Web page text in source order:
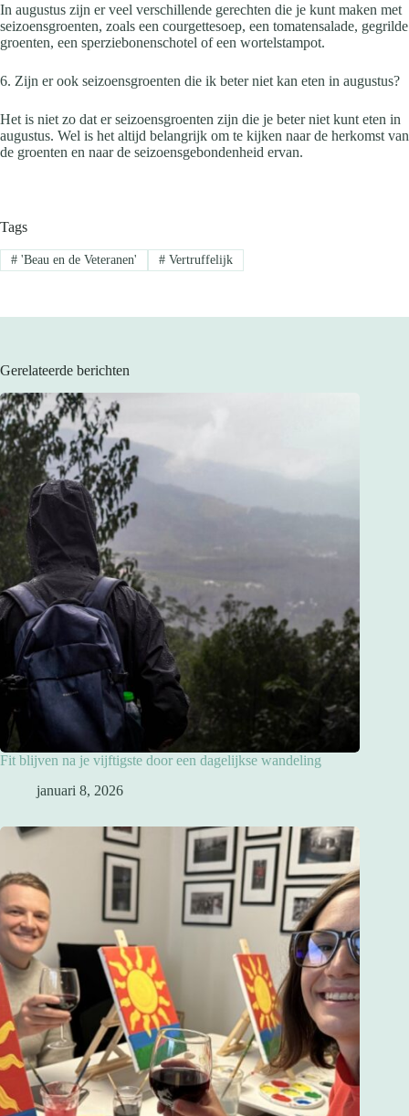
In augustus zijn er veel verschillende gerechten die je kunt maken met
seizoensgroenten, zoals een courgettesoep, een tomatensalade, gegrilde
groenten, een sperziebonenschotel of een wortelstampot.
6. Zijn er ook seizoensgroenten die ik beter niet kan eten in augustus?
Het is niet zo dat er seizoensgroenten zijn die je beter niet kunt eten in
augustus. Wel is het altijd belangrijk om te kijken naar de herkomst van
de groenten en naar de seizoensgebondenheid ervan.
Tags
#'Beau en de Veteranen' #Vertruffelijk
Gerelateerde berichten
Fit blijven na je vijftigste door een dagelijkse wandeling
januari 8, 2026